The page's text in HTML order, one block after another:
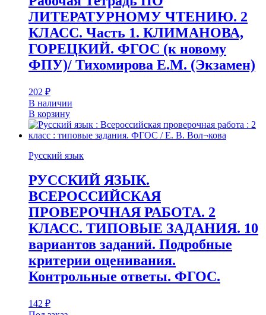
ЛИТЕРАТУРНОМУ ЧТЕНИЮ. 2
КЛАСС. Часть 1. КЛИМАНОВА,
ГОРЕЦКИЙ. ФГОС (к новому
ФПУ)/ Тихомирова Е.М. (Экзамен)
202 ₽
В наличии
В корзину
Русский язык
РУССКИЙ ЯЗЫК.
ВСЕРОССИЙСКАЯ
ПРОВЕРОЧНАЯ РАБОТА. 2
КЛАСС. ТИПОВЫЕ ЗАДАНИЯ. 10
вариантов заданий. Подробные
критерии оценивания.
Контрольные ответы. ФГОС.
142 ₽